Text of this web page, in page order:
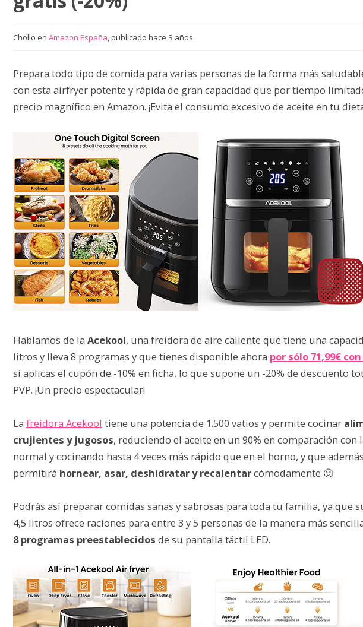
Chollo en Amazon España, publicado hace 3 años.
Prepara todo tipo de comida para varias personas de la forma más
con esta airfryer potente y rápida de gran capacidad que por tiempo
precio magnífico en Amazon. ¡Evita el consumo excesivo de aceite en tu
Hablamos de la Acekool, una freidora de aire caliente que tiene una
litros y lleva 8 programas y que tienes disponible ahora por sólo 71,99€
si aplicas el cupón de -10% en ficha, lo que supone un -20% de descuento
PVP. ¡Un precio espectacular!
La freidora Acekool tiene una potencia de 1.500 vatios y permite cocinar
crujientes y jugosos, reduciendo el aceite en un 90% en comparación con
normal y cocinando hasta 4 veces más rápido que en el horno, y que
permitirá hornear, asar, deshidratar y recalentarcómodamente 🙂
Podrás así preparar comidas sanas y sabrosas para toda tu familia, ya que
4,5 litros ofrece raciones para entre 3 y 5 personas de la manera más
8 programas preestablecidos de su pantalla táctil LED.